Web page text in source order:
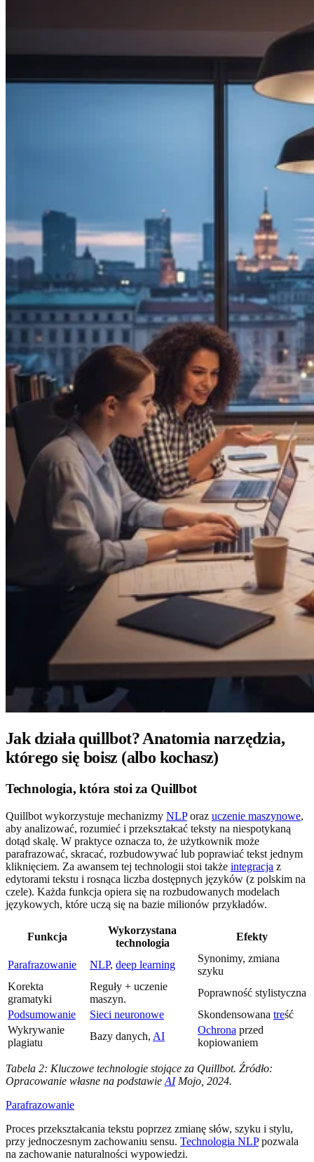
Jak działa quillbot? Anatomia narzędzia,
którego się boisz (albo kochasz)
Technologia, która stoi za Quillbot
Quillbot wykorzystuje mechanizmy NLPoraz uczenie maszynowe,
aby analizować, rozumieć i przekształcać teksty na niespotykaną
dotąd skalę. W praktyce oznacza to, że użytkownik może
parafrazować, skracać, rozbudowywać lub poprawiać tekst jednym
kliknięciem. Za awansem tej technologii stoi także integracja z
edytorami tekstu i rosnąca liczba dostępnych języków (z polskim na
czele). Każda funkcja opiera się na rozbudowanych modelach
językowych, które uczą się na bazie milionów przykładów.
Funkcja
Wykorzystana
technologia
Efekty
Parafrazowanie NLP, deep learning
Synonimy, zmiana
szyku
Korekta
gramatyki
Reguły + uczenie
maszyn.
Poprawność stylistyczna
Podsumowanie
Sieci neuronowe Skondensowana treść
Wykrywanie
plagiatu
Bazy danych, AI
Ochrona przed
kopiowaniem
Tabela 2: Kluczowe technologie stojące za Quillbot. Źródło:
Opracowanie własne na podstawie AIMojo, 2024.
Parafrazowanie
Proces przekształcania tekstu poprzez zmianę słów, szyku i stylu,
przy jednoczesnym zachowaniu sensu. Technologia NLPpozwala
na zachowanie naturalności wypowiedzi.